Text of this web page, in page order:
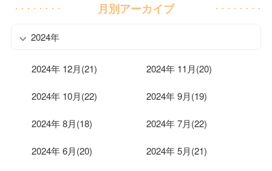
月別アーカイブ
2024年
2024年 12月(21) 2024年 11月(20)
2024年 10月(22) 2024年 9月(19)
2024年 8月(18) 2024年 7月(22)
2024年 6月(20) 2024年 5月(21)